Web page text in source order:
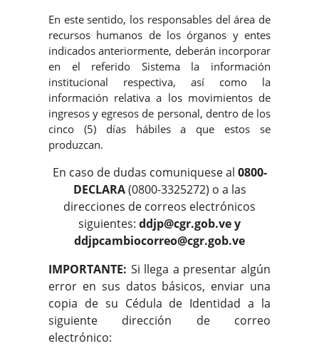
En este sentido, los responsables del área de
recursos humanos de los órganos y entes
indicados anteriormente, deberán incorporar
en el referido Sistema la información
institucional respectiva, así como la
información relativa a los movimientos de
ingresos y egresos de personal, dentro de los
cinco (5) días hábiles a que estos se
produzcan.
En caso de dudas comuniquese al 0800-
DECLARA(0800-3325272) o a las
direcciones de correos electrónicos
siguientes: ddjp@cgr.gob.ve y
ddjpcambiocorreo@cgr.gob.ve
IMPORTANTE: Si llega a presentar algún
error en sus datos básicos, enviar una
copia de su Cédula de Identidad a la
siguiente dirección de correo
electrónico: